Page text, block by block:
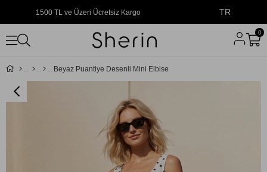
1500 TL ve Üzeri Ücretsiz Kargo TR
0
Beyaz Puantiye Desenli Mini Elbise